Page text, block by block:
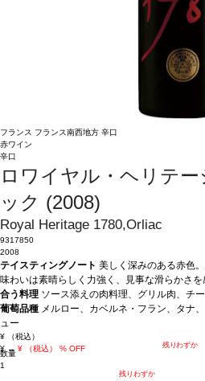
フランス フランス南西地方 辛口
赤ワイン
辛口
ロワイヤル・ヘリテ
ック (2008)
Royal Heritage 1780,Orliac
9317850
2008
テイスティングノート 美しく深みのある赤色
味わいは素晴らしく力強く、見事な滑らかさを
合う料理 ソース添えの肉料理、グリル肉、チ
葡萄品種 メルロー、カベルネ・フラン、タナ
ュー
¥
（税込）
¥ → ¥ （税込） % OFF 残りわずか
数量
1
残りわずか